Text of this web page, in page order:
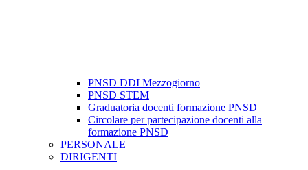
PNSD DDI Mezzogiorno
PNSD STEM
Graduatoria docenti formazione PNSD
Circolare per partecipazione docenti alla
formazione PNSD
PERSONALE
DIRIGENTI